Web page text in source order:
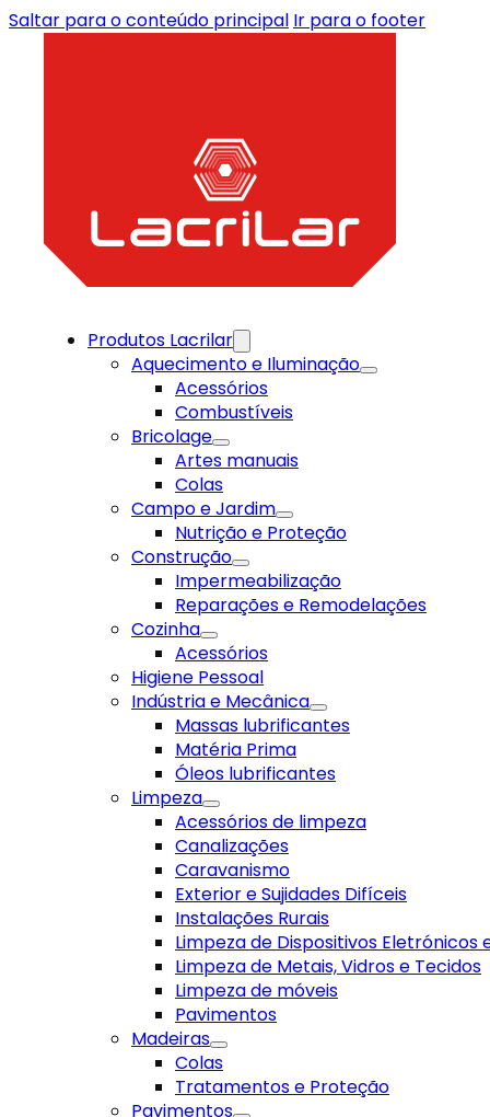
Saltar para o conteúdo principal Ir para o footer
Produtos Lacrilar
Aquecimento e Iluminação
Acessórios
Combustíveis
Bricolage
Artes manuais
Colas
Campo e Jardim
Nutrição e Proteção
Construção
Impermeabilização
Reparações e Remodelações
Cozinha
Acessórios
Higiene Pessoal
Indústria e Mecânica
Massas lubrificantes
Matéria Prima
Óleos lubrificantes
Limpeza
Acessórios de limpeza
Canalizações
Caravanismo
Exterior e Sujidades Difíceis
Instalações Rurais
Limpeza de Dispositivos
Limpeza de Metais, Vidros e Tecidos
Limpeza de móveis
Pavimentos
Madeiras
Colas
Tratamentos e Proteção
Pavimentos